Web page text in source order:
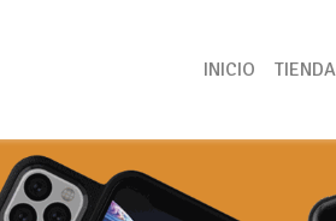
INICIO TIENDA